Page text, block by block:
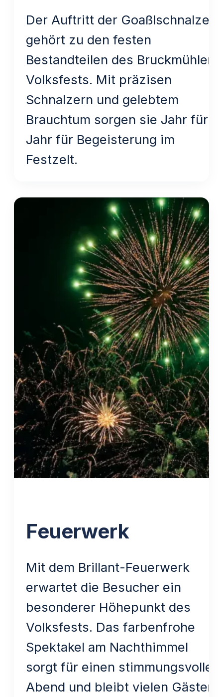
Der Auftritt der Goaßlschnalzer
gehört zu den festen
Bestandteilen des Bruckmühler
Volksfests. Mit präzisen
Schnalzern und gelebtem
Brauchtum sorgen sie Jahr für
Jahr für Begeisterung im
Festzelt.
Feuerwerk
Mit dem Brillant-Feuerwerk
erwartet die Besucher ein
besonderer Höhepunkt des
Volksfests. Das farbenfrohe
Spektakel am Nachthimmel
sorgt für einen stimmungsvollen
Abend und bleibt vielen Gästen